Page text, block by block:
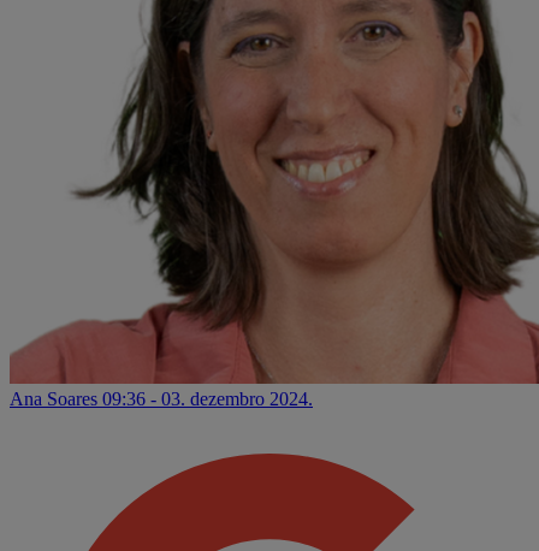
Ana Soares 09:36 - 03. dezembro 2024.